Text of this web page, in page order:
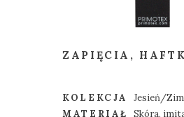
ZAPIĘCIA,
KOLEKCJA
Jesień/
MATERIAŁ
Skóra,